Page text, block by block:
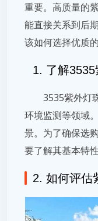
重要。高质量的
能直接关系到后
该如何选择优质
1. 了解
3535紫外灯
环境监测等领域
景。为了确保选
要了解其基本特
2. 如何评估